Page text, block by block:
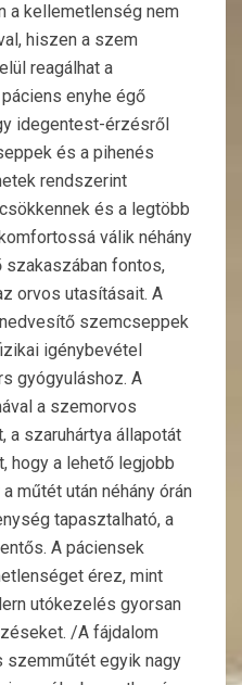
a kellemetlenség nem
hiszen a szem
reagálhat a
enyhe égő
idegentest-érzésről
és a pihenés
rendszerint
és a legtöbb
válik néhány
szakaszában fontos,
orvos utasításait. A
szemcseppek
igénybevétel
gyógyuláshoz. A
a szemorvos
szaruhártya állapotát
hogy a lehető legjobb
műtét után néhány órán
tapasztalható, a
A páciensek
érez, mint
utókezelés gyorsan
/A fájdalom
egyik nagy